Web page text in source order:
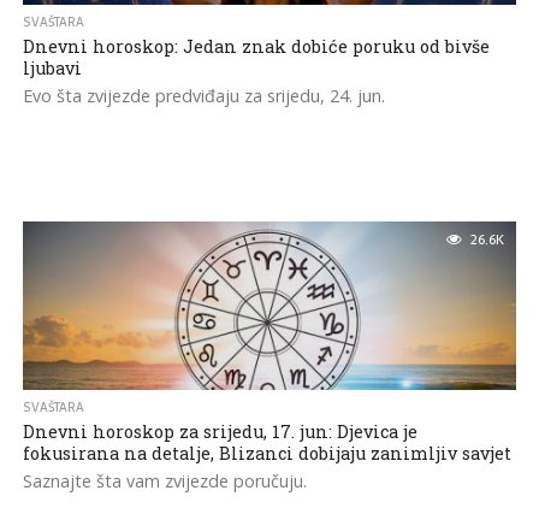
SVAŠTARA
Dnevni horoskop: Jedan znak dobiće poruku od bivše
ljubavi
Evo šta zvijezde predviđaju za srijedu, 24. jun.
26.6K
SVAŠTARA
Dnevni horoskop za srijedu, 17. jun: Djevica je
fokusirana na detalje, Blizanci dobijaju zanimljiv savjet
Saznajte šta vam zvijezde poručuju.